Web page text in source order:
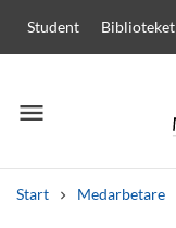
Student Biblioteket
menu
Meny
Start Medarbetare